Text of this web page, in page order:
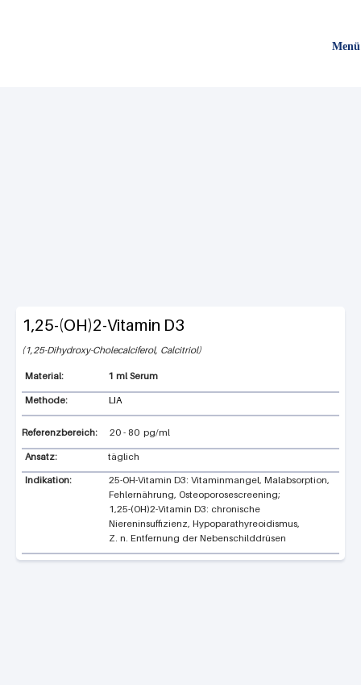
Menü
1,25-(OH)2-Vitamin D3
1,25-Dihydroxy-Cholecalciferol, Calcitriol
1 ml Serum
Methode: LIA
Referenzbereich: 20 - 80 pg/ml
Ansatz: täglich
Indikation:
25-OH-Vitamin D3: Vitaminmangel, Malabsorption,
Fehlernährung, Osteoporosescreening;
1,25-(OH)2-Vitamin D3: chronische
Niereninsuffizienz, Hypoparathyreoidismus,
Z. n. Entfernung der Nebenschilddrüsen